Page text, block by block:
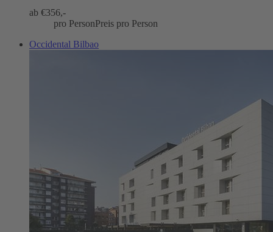
ab €356,-
pro PersonPreis pro Person
Occidental Bilbao